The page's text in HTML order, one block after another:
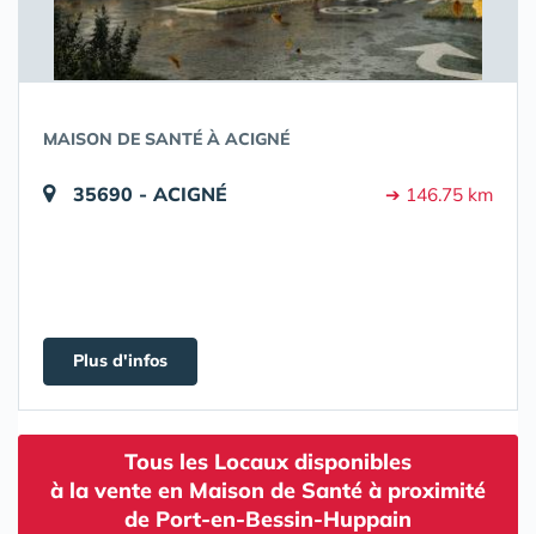
MAISON DE SANTÉ À ACIGNÉ
35690 - ACIGNÉ ➔ 146.75 km
Plus d'infos
Tous les Locaux disponibles
à la vente en Maison de Santé à proximité
de Port-en-Bessin-Huppain